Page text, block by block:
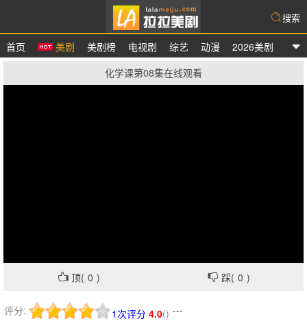
拉拉美剧
首页 美剧 美剧榜 电视剧 综艺 动漫 2026美剧
搜索
化学课第08集在线观看
顶( 0 ) 踩( 0 )
评分: 4.0(
1次评分 ) ---